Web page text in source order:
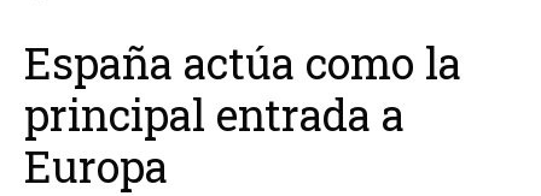
España actúa como la
principal entrada a
Europa